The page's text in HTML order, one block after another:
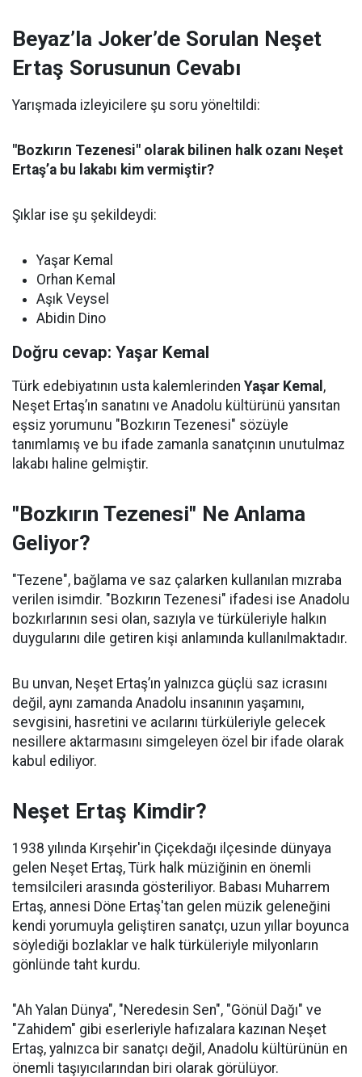
Beyaz’la Joker’de Sorulan Neşet
Ertaş Sorusunun Cevabı
Yarışmada izleyicilere şu soru yöneltildi:
"Bozkırın Tezenesi" olarak bilinen halk ozanı Neşet
Ertaş’a bu lakabı kim vermiştir?
Şıklar ise şu şekildeydi:
Yaşar Kemal
Orhan Kemal
Aşık Veysel
Abidin Dino
Doğru cevap: Yaşar Kemal
Türk edebiyatının usta kalemlerinden Yaşar Kemal ,
Neşet Ertaş’ın sanatını ve Anadolu kültürünü yansıtan
eşsiz yorumunu "Bozkırın Tezenesi" sözüyle
tanımlamış ve bu ifade zamanla sanatçının unutulmaz
lakabı haline gelmiştir.
"Bozkırın Tezenesi" Ne Anlama
Geliyor?
"Tezene", bağlama ve saz çalarken kullanılan mızraba
verilen isimdir. "Bozkırın Tezenesi" ifadesi ise Anadolu
bozkırlarının sesi olan, sazıyla ve türküleriyle halkın
duygularını dile getiren kişi anlamında kullanılmaktadır.
Bu unvan, Neşet Ertaş’ın yalnızca güçlü saz icrasını
değil, aynı zamanda Anadolu insanının yaşamını,
sevgisini, hasretini ve acılarını türküleriyle gelecek
nesillere aktarmasını simgeleyen özel bir ifade olarak
kabul ediliyor.
Neşet Ertaş Kimdir?
1938 yılında Kırşehir'in Çiçekdağı ilçesinde dünyaya
gelen Neşet Ertaş, Türk halk müziğinin en önemli
temsilcileri arasında gösteriliyor. Babası Muharrem
Ertaş, annesi Döne Ertaş'tan gelen müzik geleneğini
kendi yorumuyla geliştiren sanatçı, uzun yıllar boyunca
söylediği bozlaklar ve halk türküleriyle milyonların
gönlünde taht kurdu.
"Ah Yalan Dünya", "Neredesin Sen", "Gönül Dağı" ve
"Zahidem" gibi eserleriyle hafızalara kazınan Neşet
Ertaş, yalnızca bir sanatçı değil, Anadolu kültürünün en
önemli taşıyıcılarından biri olarak görülüyor.